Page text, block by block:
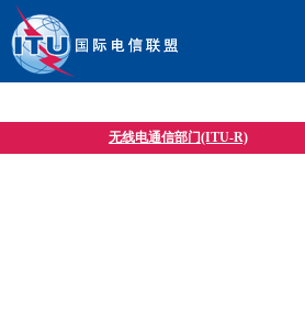
无线电通信部门(ITU-R)